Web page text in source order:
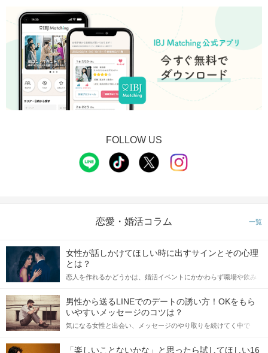
FOLLOW US
恋愛・婚活コラム 一覧
女性が話しかけてほしい時に出すサインとその心理
とは？
恋人を作れるかどうかは、婚活イベントにかかわらず職場や飲み
てアプローチできるかにも左右されます。 これから恋人作りを本
格的に始めようとしている方は、女性が異性を求めて出すサイン
をしっかりと理解し、正しい行動に移せるかどうかが重要。 この
記事では、女性が話しかけて欲しい時に出すサインとその心理を
合にどのような行動に繋げるべきかをご紹介していきます。
男性から送るLINEでのデートの誘い方！OKをもら
いやすいメッセージのコツは？
気になる女性と出会い、メッセージのやり取りを続けてく中で
しかし、中には「どう誘ったらいいの？」とお困りの男性もいら
「楽しいことないかな」と思ったら試してほしい16